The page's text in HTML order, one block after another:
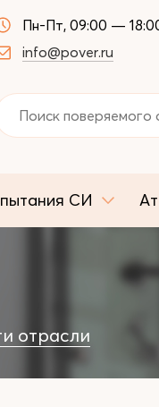
Пн-Пт, 09:00 —
info@pover.ru
СИ
отрасли